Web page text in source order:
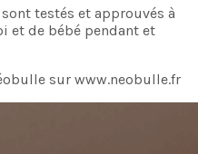
testés et approuvés à
et de bébé pendant et
sur www.neobulle.fr